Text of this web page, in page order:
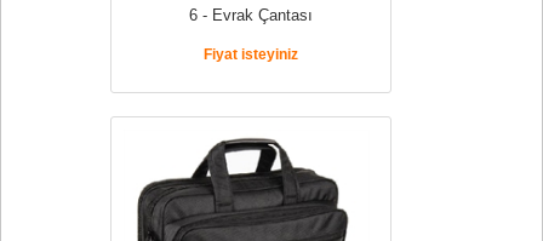
6 - Evrak Çantası
Fiyat isteyiniz